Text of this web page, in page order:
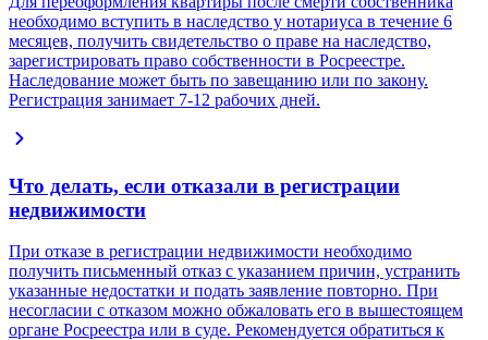
необходимо вступить в наследство у нотариуса в течение 6
месяцев, получить свидетельство о праве на наследство,
зарегистрировать право собственности в Росреестре.
Наследование может быть по завещанию или по закону.
Регистрация занимает 7-12 рабочих дней.
Что делать, если отказали в регистрации
недвижимости
При отказе в регистрации недвижимости необходимо
получить письменный отказ с указанием причин, устранить
указанные недостатки и подать заявление повторно. При
несогласии с отказом можно обжаловать его в вышестоящем
органе Росреестра или в суде. Рекомендуется обратиться к